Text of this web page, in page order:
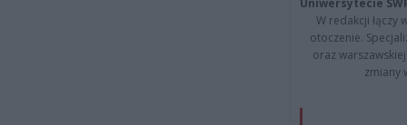
W redakcji łączy
otoczenie.
oraz
zmiany